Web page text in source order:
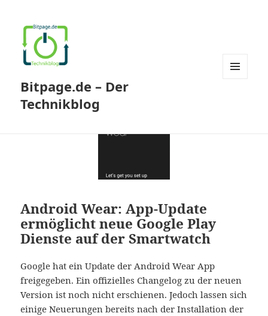
Bitpage.de – Der
Technikblog
Android Wear: App-Update
ermöglicht neue Google Play
Dienste auf der Smartwatch
Google hat ein Update der Android Wear App
freigegeben. Ein offizielles Changelog zu der neuen
Version ist noch nicht erschienen. Jedoch lassen sich
einige Neuerungen bereits nach der Installation der